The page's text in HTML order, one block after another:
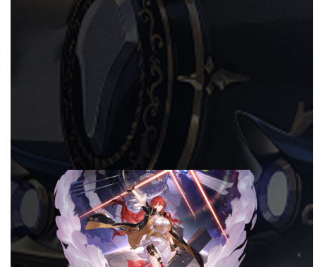
「好啦，打起精神来，这就是我们要开
拓的新世界！」
角色介绍立绘 站立动作 站立动作2